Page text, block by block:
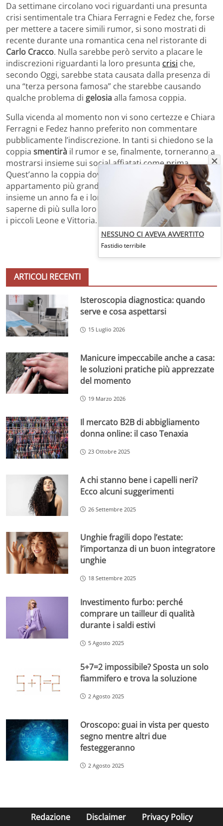
Da settimane circolano voci riguardanti una presunta
crisi sentimentale tra Chiara Ferragni e Fedez che, forse
per mettere a tacere simili rumor, si sono mostrati di
recente durante una romantica cena nel ristorante di
Carlo Cracco. Nulla sarebbe però servito a placare le
indiscrezioni riguardanti la loro presunta crisi che,
secondo Oggi, sarebbe stata causata dalla presenza di
una “terza persona famosa” che starebbe causando
qualche problema di gelosiaalla famosa coppia.
Sulla vicenda al momento non vi sono certezze e Chiara
Ferragni e Fedez hanno preferito non commentare
pubblicamente l’indiscrezione. In tanti si chiedono se la
coppia smentirà il rumor e se, finalmente, torneranno a
mostrarsi insieme sui social affiatati come prima.
Quest’anno la coppia dovrebbe traslocare in un
appartamento più grande che i due hanno acquistato
insieme un anno fa e i loro fan non vedono l’ora di
saperne di più sulla loro vita insieme e sui loro due figli,
i piccoli Leone e Vittoria.
ARTICOLI RECENTI
Isteroscopia diagnostica: quando
serve e cosa aspettarsi
15 Luglio 2026
Manicure impeccabile anche a casa:
le soluzioni pratiche più apprezzate
del momento
19 Marzo 2026
Il mercato B2B di abbigliamento
donna online: il caso Tenaxia
23 Ottobre 2025
A chi stanno bene i capelli neri?
Ecco alcuni suggerimenti
26 Settembre 2025
Unghie fragili dopo l’estate:
l’importanza di un buon integratore
unghie
18 Settembre 2025
Investimento furbo: perché
comprare un tailleur di qualità
durante i saldi estivi
5 Agosto 2025
5+7=2 impossibile? Sposta un solo
fiammifero e trova la soluzione
2 Agosto 2025
Oroscopo: guai in vista per questo
segno mentre altri due
festeggeranno
2 Agosto 2025
Redazione Disclaimer Privacy Policy
NESSUNO CI AVEVA AVVERTITO
Fastidio terribile